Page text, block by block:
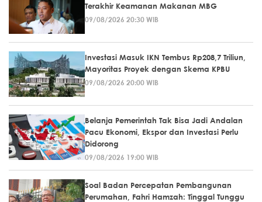
Terakhir Keamanan Makanan MBG
09/08/2026 20:30 WIB
Investasi Masuk IKN Tembus Rp208,7 Triliun,
Mayoritas Proyek dengan Skema KPBU
09/08/2026 20:00 WIB
Belanja Pemerintah Tak Bisa Jadi Andalan
Pacu Ekonomi, Ekspor dan Investasi Perlu
Didorong
09/08/2026 19:00 WIB
Soal Badan Percepatan Pembangunan
Perumahan, Fahri Hamzah: Tinggal Tunggu